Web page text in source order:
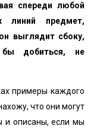
спереди любой
линий предмет,
выглядит сбоку,
добиться, не
примеры каждого
что они могут
и описаны, если мы